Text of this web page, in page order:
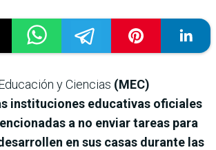
y Ciencias (MEC)
instituciones educativas oficiales
a no enviar tareas para
en sus casas durante las